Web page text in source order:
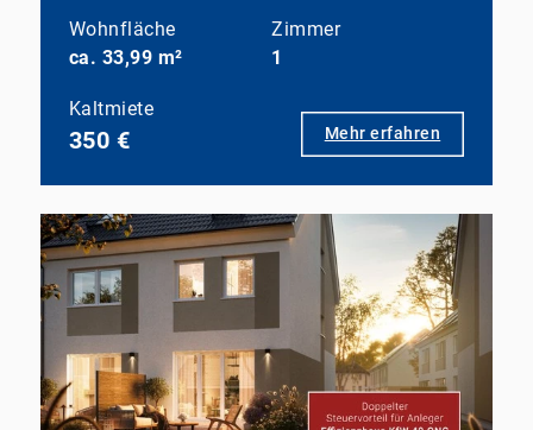
Wohnfläche
ca. 33,99 m²
Zimmer
1
Kaltmiete
350 € Mehr erfahren